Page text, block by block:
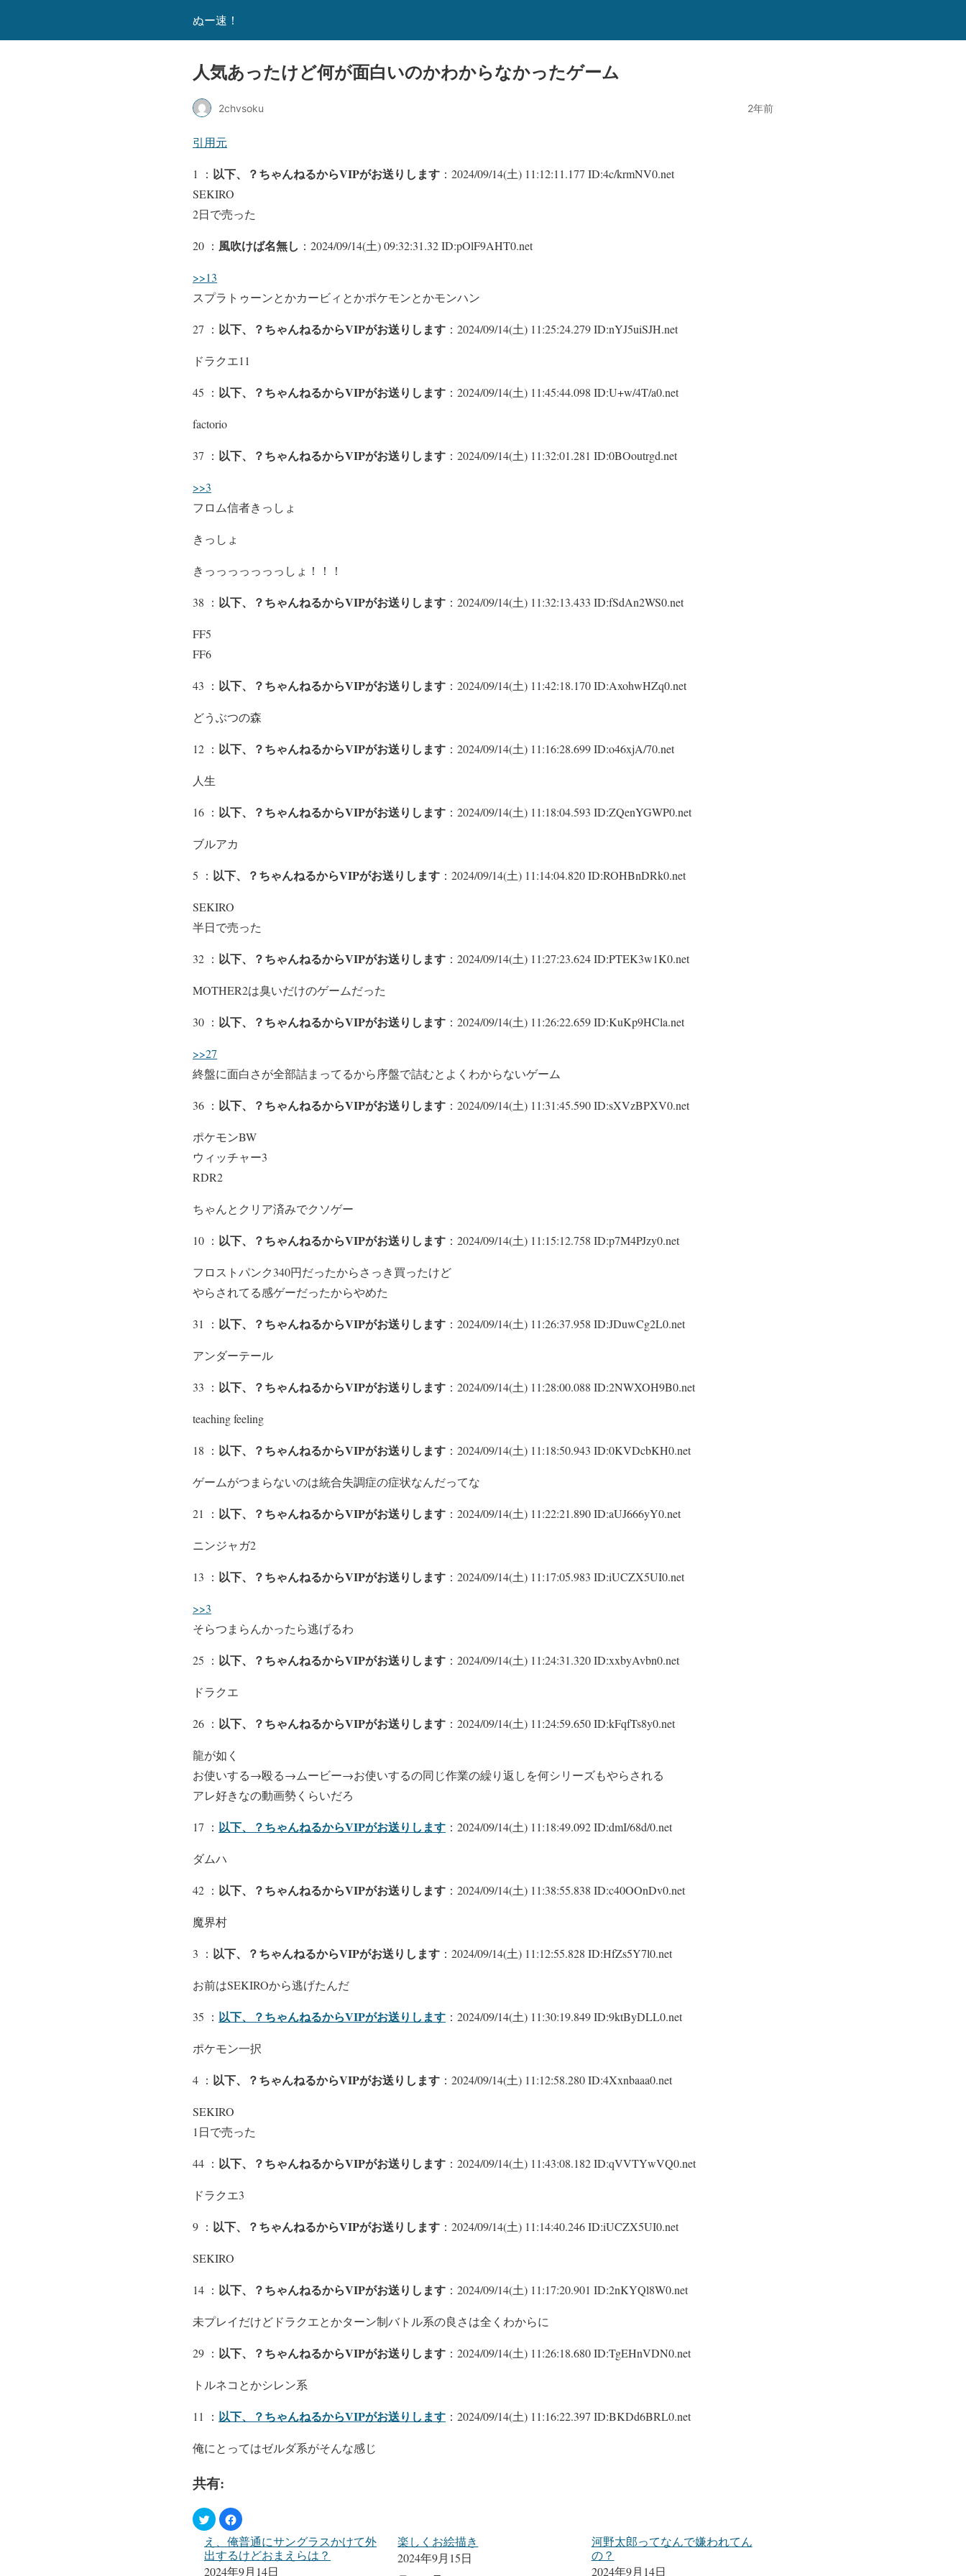
ぬー速！
人気あったけど何が面白いのかわからなかったゲーム
2chvsoku 2年前
引用元
1 ： 以下、？ちゃんねるからVIPがお送りします ：2024/09/14(土) 11:12:11.177 ID:4c/krmNV0.net
SEKIRO
2日で売った
20 ： 風吹けば名無し ：2024/09/14(土) 09:32:31.32 ID:pOlF9AHT0.net
>>13
スプラトゥーンとかカービィとかポケモンとかモンハン
27 ： 以下、？ちゃんねるからVIPがお送りします ：2024/09/14(土) 11:25:24.279 ID:nYJ5uiSJH.net
ドラクエ11
45 ： 以下、？ちゃんねるからVIPがお送りします ：2024/09/14(土) 11:45:44.098 ID:U+w/4T/a0.net
factorio
37 ： 以下、？ちゃんねるからVIPがお送りします ：2024/09/14(土) 11:32:01.281 ID:0BOoutrgd.net
>>3
フロム信者きっしょ
きっしょ
きっっっっっっっしょ！！！
38 ： 以下、？ちゃんねるからVIPがお送りします ：2024/09/14(土) 11:32:13.433 ID:fSdAn2WS0.net
FF5
FF6
43 ： 以下、？ちゃんねるからVIPがお送りします ：2024/09/14(土) 11:42:18.170 ID:AxohwHZq0.net
どうぶつの森
12 ： 以下、？ちゃんねるからVIPがお送りします ：2024/09/14(土) 11:16:28.699 ID:o46xjA/70.net
人生
16 ： 以下、？ちゃんねるからVIPがお送りします ：2024/09/14(土) 11:18:04.593 ID:ZQenYGWP0.net
ブルアカ
5 ： 以下、？ちゃんねるからVIPがお送りします ：2024/09/14(土) 11:14:04.820 ID:ROHBnDRk0.net
SEKIRO
半日で売った
32 ： 以下、？ちゃんねるからVIPがお送りします ：2024/09/14(土) 11:27:23.624 ID:PTEK3w1K0.net
MOTHER2は臭いだけのゲームだった
30 ： 以下、？ちゃんねるからVIPがお送りします ：2024/09/14(土) 11:26:22.659 ID:KuKp9HCla.net
>>27
終盤に面白さが全部詰まってるから序盤で詰むとよくわからないゲーム
36 ： 以下、？ちゃんねるからVIPがお送りします ：2024/09/14(土) 11:31:45.590 ID:sXVzBPXV0.net
ポケモンBW
ウィッチャー3
RDR2
ちゃんとクリア済みでクソゲー
10 ： 以下、？ちゃんねるからVIPがお送りします ：2024/09/14(土) 11:15:12.758 ID:p7M4PJzy0.net
フロストパンク340円だったからさっき買ったけど
やらされてる感ゲーだったからやめた
31 ： 以下、？ちゃんねるからVIPがお送りします ：2024/09/14(土) 11:26:37.958 ID:JDuwCg2L0.net
アンダーテール
33 ： 以下、？ちゃんねるからVIPがお送りします ：2024/09/14(土) 11:28:00.088 ID:2NWXOH9B0.net
teaching feeling
18 ： 以下、？ちゃんねるからVIPがお送りします ：2024/09/14(土) 11:18:50.943 ID:0KVDcbKH0.net
ゲームがつまらないのは統合失調症の症状なんだってな
21 ： 以下、？ちゃんねるからVIPがお送りします ：2024/09/14(土) 11:22:21.890 ID:aUJ666yY0.net
ニンジャガ2
13 ： 以下、？ちゃんねるからVIPがお送りします ：2024/09/14(土) 11:17:05.983 ID:iUCZX5UI0.net
>>3
そらつまらんかったら逃げるわ
25 ： 以下、？ちゃんねるからVIPがお送りします ：2024/09/14(土) 11:24:31.320 ID:xxbyAvbn0.net
ドラクエ
26 ： 以下、？ちゃんねるからVIPがお送りします ：2024/09/14(土) 11:24:59.650 ID:kFqfTs8y0.net
龍が如く
お使いする→殴る→ムービー→お使いするの同じ作業の繰り返しを何シリーズもやらされる
アレ好きなの動画勢くらいだろ
17 ： 以下、？ちゃんねるからVIPがお送りします ：2024/09/14(土) 11:18:49.092 ID:dmI/68d/0.net
ダムハ
42 ： 以下、？ちゃんねるからVIPがお送りします ：2024/09/14(土) 11:38:55.838 ID:c40OOnDv0.net
魔界村
3 ： 以下、？ちゃんねるからVIPがお送りします ：2024/09/14(土) 11:12:55.828 ID:HfZs5Y7l0.net
お前はSEKIROから逃げたんだ
35 ： 以下、？ちゃんねるからVIPがお送りします ：2024/09/14(土) 11:30:19.849 ID:9ktByDLL0.net
ポケモン一択
4 ： 以下、？ちゃんねるからVIPがお送りします ：2024/09/14(土) 11:12:58.280 ID:4Xxnbaaa0.net
SEKIRO
1日で売った
44 ： 以下、？ちゃんねるからVIPがお送りします ：2024/09/14(土) 11:43:08.182 ID:qVVTYwVQ0.net
ドラクエ3
9 ： 以下、？ちゃんねるからVIPがお送りします ：2024/09/14(土) 11:14:40.246 ID:iUCZX5UI0.net
SEKIRO
14 ： 以下、？ちゃんねるからVIPがお送りします ：2024/09/14(土) 11:17:20.901 ID:2nKYQl8W0.net
未プレイだけどドラクエとかターン制バトル系の良さは全くわからに
29 ： 以下、？ちゃんねるからVIPがお送りします ：2024/09/14(土) 11:26:18.680 ID:TgEHnVDN0.net
トルネコとかシレン系
11 ： 以下、？ちゃんねるからVIPがお送りします ：2024/09/14(土) 11:16:22.397 ID:BKDd6BRL0.net
俺にとってはゼルダ系がそんな感じ
共有:
え、俺普通にサングラスかけて外
出するけどおまえらは？
2024年9月14日
楽しくお絵描き
2024年9月15日
河野太郎ってなんで嫌われてん
の？
2024年9月14日